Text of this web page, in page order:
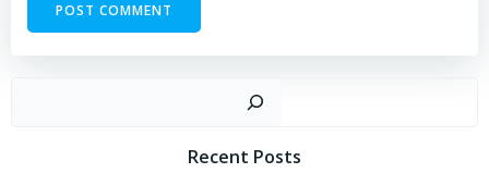
Recent Posts